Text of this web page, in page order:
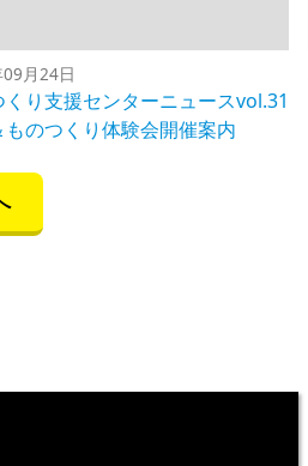
月24日
くり支援センターニュースvol.31
ものつくり体験会開催案内